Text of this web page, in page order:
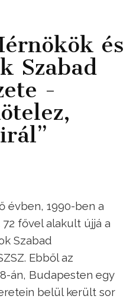
és
Szabad
-
évben, 1990-ben a
fővel alakult újjá a
Szabad
Ebből az
án, Budapesten egy
belül került sor